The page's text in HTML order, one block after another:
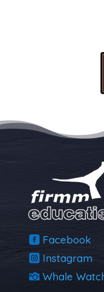
Facebook
Instagram
Whale